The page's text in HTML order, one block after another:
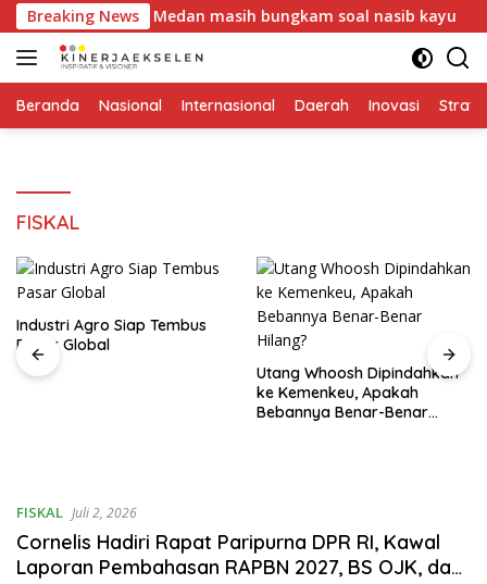
Langsung
ke
konten
Breaking News
DLH Medan masih bungkam soal nasib kayu
Beranda Nasional Internasional Daerah Inovasi
FISKAL
Industri Agro Siap Tembus
Pasar Global
Utang Whoosh Dipindahkan
ke Kemenkeu, Apakah
Bebannya Benar-Benar
FISKAL Juli 2, 2026
Cornelis Hadiri Rapat Paripurna DPR RI, Kawal
Laporan Pembahasan RAPBN 2027, BS OJK, dan